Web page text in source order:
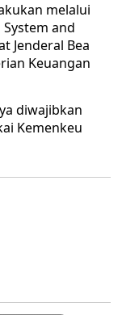
melalui
and
Jenderal Bea
Keuangan
diwajibkan
Kemenkeu